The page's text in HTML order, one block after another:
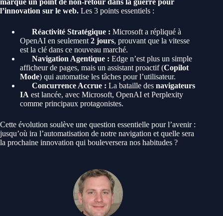
marque un point de non-retour dans la guerre pour
l’innovation sur le web. Les 3 points essentiels :
Réactivité Stratégique : Microsoft a répliqué à
OpenAI en seulement 2 jours, prouvant que la vitesse
est la clé dans ce nouveau marché.
Navigation Agentique : Edge n’est plus un simple
afficheur de pages, mais un assistant proactif (Copilot
Mode) qui automatise les tâches pour l’utilisateur.
Concurrence Accrue : La bataille des navigateurs
IA est lancée, avec Microsoft, OpenAI et Perplexity
comme principaux protagonistes.
Cette évolution soulève une question essentielle pour l’avenir :
jusqu’où ira l’automatisation de notre navigation et quelle sera
la prochaine innovation qui bouleversera nos habitudes ?